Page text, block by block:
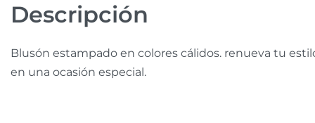
Descripción
Blusón estampado en colores cálidos. renueva tu
en una ocasión especial.